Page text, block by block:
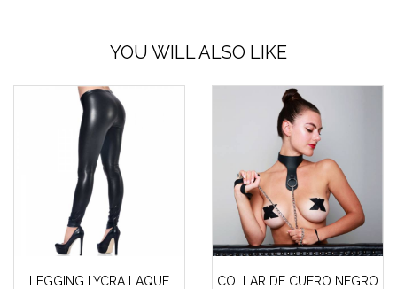
YOU WILL ALSO LIKE
LEGGING LYCRA LAQUE
COLLAR DE CUERO NEGRO